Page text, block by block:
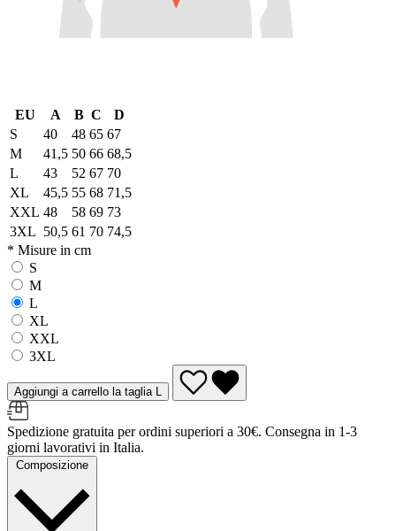
EU A B C
D
S
40 48 65 67
M
41,5 50 66 68,5
L
43 52 67 70
XL
45,5 55 68 71,5
XXL 48 58 69 73
3XL 50,5 61 70 74,5
* Misure in cm
S
M
L
XL
XXL
3XL
Aggiungi a carrello la taglia L
Spedizione gratuita per ordini superiori a 30€. Consegna in 1-3
giorni lavorativi in Italia.
Composizione